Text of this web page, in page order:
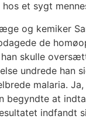
et sygt
og kemiker
de
skulle
undrede han
malaria.
begyndte at
indfandt